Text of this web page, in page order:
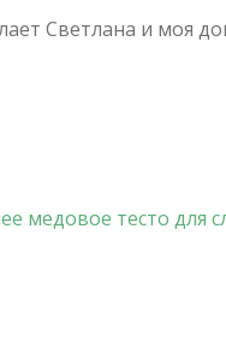
Светлана и моя
медовое тесто для